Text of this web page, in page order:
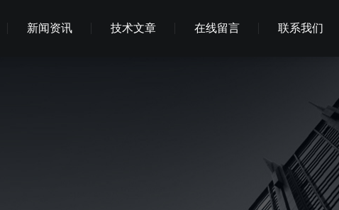
新闻资讯 技术文章 在线留言 联系我们